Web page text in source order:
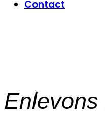
Contact